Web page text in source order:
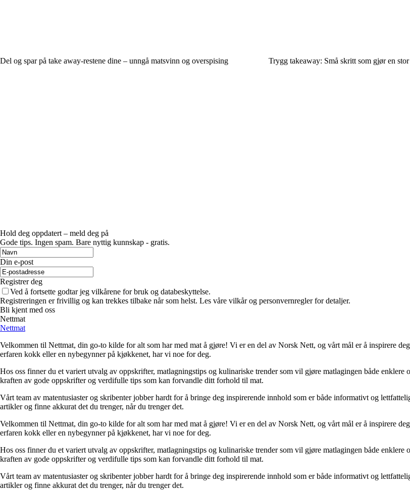
Del og spar på take away-restene dine – unngå matsvinn og overspising Trygg takeaway: Små skritt som gjør en
Hold deg oppdatert – meld deg på
Gode ​​tips. Ingen spam. Bare nyttig kunnskap - gratis.
Din e-post
Registrer deg
Ved å fortsette godtar jeg vilkårene for bruk og databeskyttelse.
Registreringen er frivillig og kan trekkes tilbake når som helst. Les våre vilkår og personvernregler for detaljer.
Bli kjent med oss
Nettmat
Nettmat
Velkommen til Nettmat, din go-to kilde for alt som har med mat å gjøre! Vi er en del av Norsk Nett, og vårt mål er å inspirere
erfaren kokk eller en nybegynner på kjøkkenet, har vi noe for deg.
Hos oss finner du et variert utvalg av oppskrifter, matlagningstips og kulinariske trender som vil gjøre matlagingen både
kraften av gode oppskrifter og verdifulle tips som kan forvandle ditt forhold til mat.
Vårt team av matentusiaster og skribenter jobber hardt for å bringe deg inspirerende innhold som er både informativt og
artikler og finne akkurat det du trenger, når du trenger det.
Velkommen til Nettmat, din go-to kilde for alt som har med mat å gjøre! Vi er en del av Norsk Nett, og vårt mål er å inspirere
erfaren kokk eller en nybegynner på kjøkkenet, har vi noe for deg.
Hos oss finner du et variert utvalg av oppskrifter, matlagningstips og kulinariske trender som vil gjøre matlagingen både
kraften av gode oppskrifter og verdifulle tips som kan forvandle ditt forhold til mat.
Vårt team av matentusiaster og skribenter jobber hardt for å bringe deg inspirerende innhold som er både informativt og
artikler og finne akkurat det du trenger, når du trenger det.